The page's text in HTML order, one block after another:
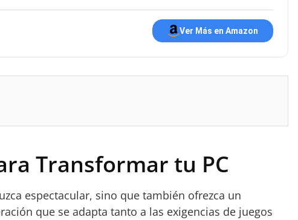
Ver Más en Amazon
Transformar tu PC
espectacular, sino que también ofrezca un
que se adapta tanto a las exigencias de juegos